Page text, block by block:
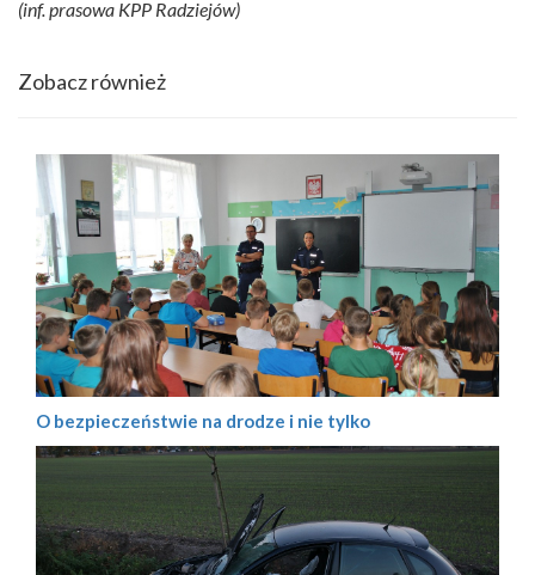
(inf. prasowa KPP Radziejów)
Zobacz również
O bezpieczeństwie na drodze i nie tylko